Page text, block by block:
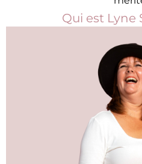
Qui est Lyne